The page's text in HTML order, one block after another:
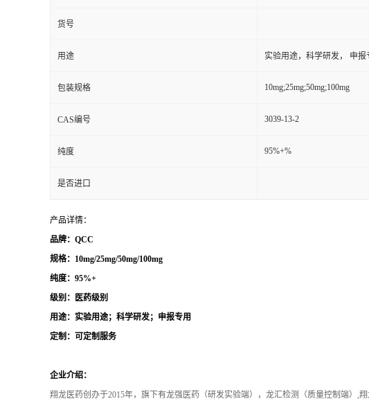
货号
用途 实验用途，科学研发， 申报
包装规格 10mg;25mg;50mg;100mg
CAS编号 3039-13-2
纯度 95%+%
是否进口
产品详情：
品牌：QCC
规格：10mg/25mg/50mg/100mg
纯度：95%+
级别：医药级别
用途：实验用途；科学研发；申报专用
定制：可定制服务
企业介绍：
翔龙医药创办于2015年，旗下有龙强医药（研发实验端），龙汇检测（质量控制端）